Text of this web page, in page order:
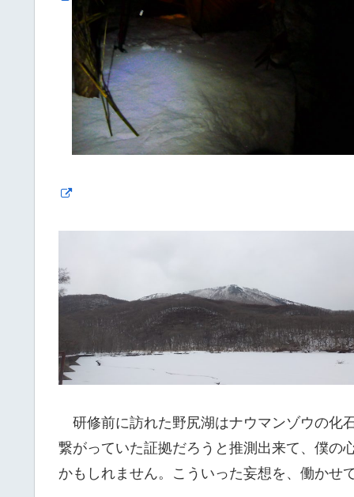
研修前に訪れた野尻湖はナウマンゾウの化
繋がっていた証拠だろうと推測出来て、僕の
かもしれません。こういった妄想を、働かせ